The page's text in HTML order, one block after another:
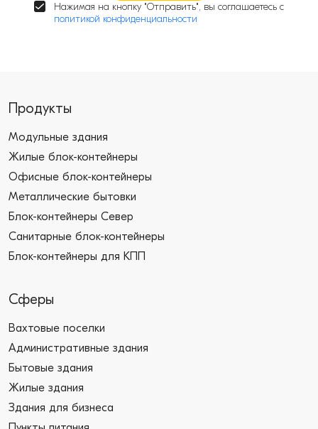
Нажимая на кнопку "Отправить", вы соглашаетесь с
политикой конфиденциальности
Продукты
Модульные здания
Жилые блок-контейнеры
Офисные блок-контейнеры
Металлические бытовки
Блок-контейнеры Север
Санитарные блок-контейнеры
Блок-контейнеры для КПП
Сферы
Вахтовые поселки
Административные здания
Бытовые здания
Жилые здания
Здания для бизнеса